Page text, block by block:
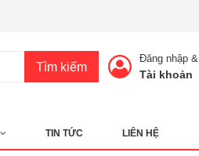
Tìm kiếm
Đăng nhập &
Tài khoản
TIN TỨC LIÊN HỆ